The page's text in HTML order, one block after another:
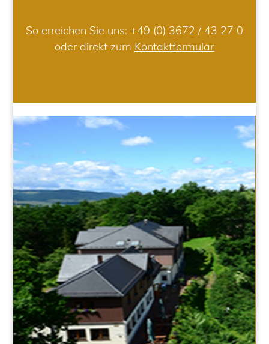
So erreichen Sie uns: +49 (0) 3672 / 43 27 0
oder direkt zum Kontaktformular
HOTEL